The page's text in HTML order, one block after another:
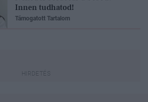
Innen tudhatod!
Támogatott Tartalom